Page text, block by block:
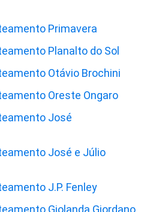
Primavera
Planalto do Sol
Otávio Brochini
Oreste Ongaro
José
José e Júlio
J.P. Fenley